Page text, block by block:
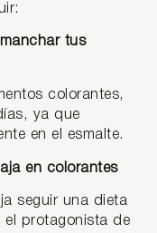
tus
colorantes,
ya que
en el esmalte.
en colorantes
seguir una dieta
el protagonista de